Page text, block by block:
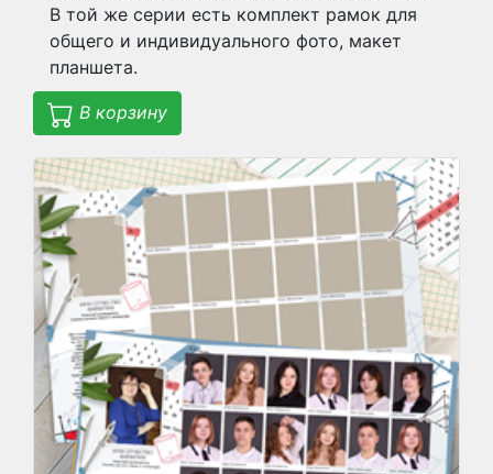
В той же серии есть комплект рамок для
общего и индивидуального фото, макет
планшета.
В корзину